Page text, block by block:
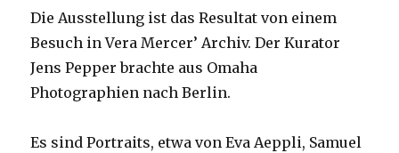
Die Ausstellung ist das Resultat von einem
Besuch in Vera Mercer’ Archiv. Der Kurator
Jens Pepper brachte aus Omaha
Photographien nach Berlin.
Es sind Portraits, etwa von Eva Aeppli, Samuel